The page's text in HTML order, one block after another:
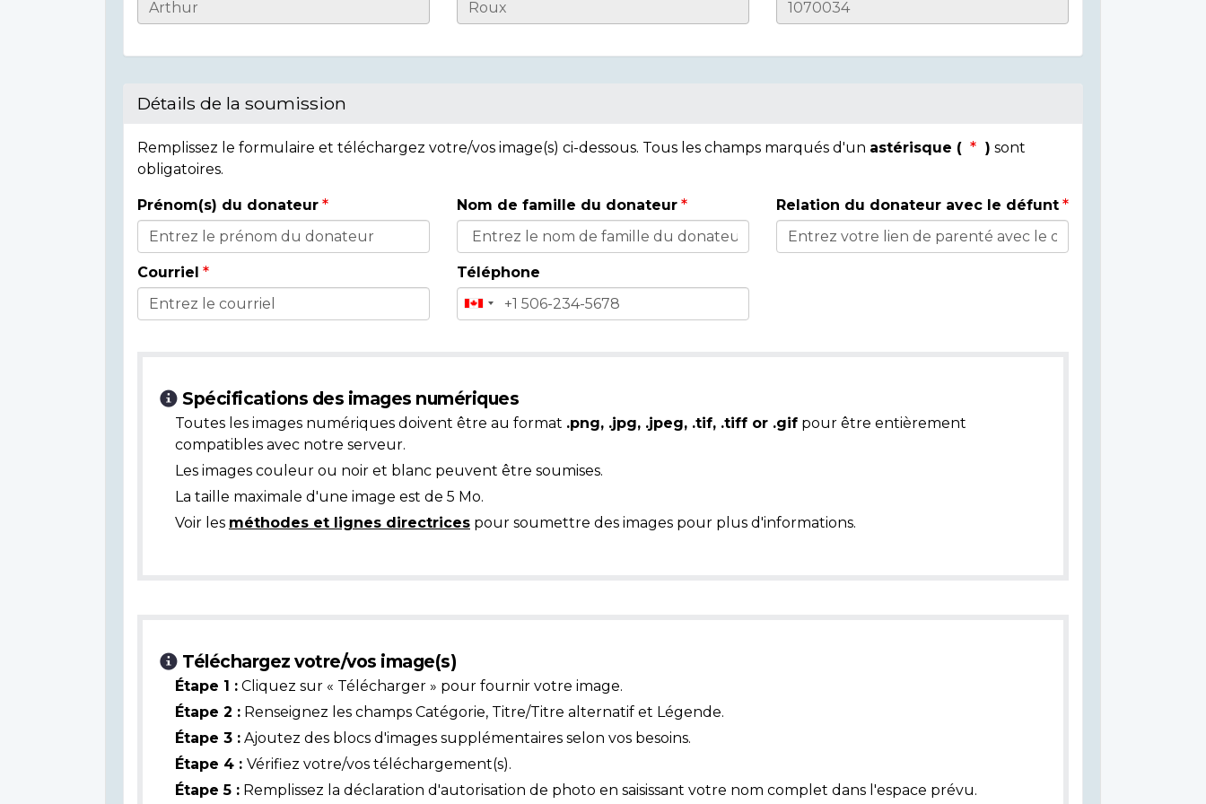
Informations
l'individu
Détails de la soumission
Remplissez le formulaire et téléchargez votre/vos image(s) ci-dessous. Tous les champs marqués d'un astérisque ( ) sont
obligatoires.
Détails
du
donateur
Prénom(s) du donateur Nom de famille du donateur Relation du donateur avec le défunt
Courriel Téléphone
Spécifications des images numériques
Toutes les images numériques doivent être au format .png, .jpg, .jpeg, .tif, .tiff or .gif pour être entièrement
compatibles avec notre serveur.
Les images couleur ou noir et blanc peuvent être soumises.
La taille maximale d'une image est de 5 Mo.
Voir les méthodes et lignes directrices pour soumettre des images pour plus d'informations.
Téléchargez votre/vos image(s)
Étape 1 : Cliquez sur « Télécharger » pour fournir votre image.
Étape 2 : Renseignez les champs Catégorie, Titre/Titre alternatif et Légende.
Étape 3 : Ajoutez des blocs d'images supplémentaires selon vos besoins.
Étape 4 : Vérifiez votre/vos téléchargement(s).
Étape 5 : Remplissez la déclaration d'autorisation de photo en saisissant votre nom complet dans l'espace prévu.